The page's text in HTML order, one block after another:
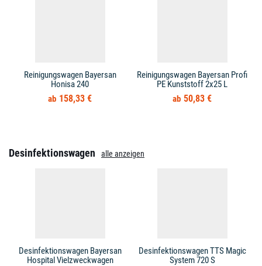
Reinigungswagen Bayersan
Honisa 240
158,33 €
Reinigungswagen Bayersan Profi
PE Kunststoff 2x25 L
50,83 €
Desinfektionswagen alle anzeigen
Desinfektionswagen Bayersan
Hospital Vielzweckwagen
Desinfektionswagen TTS Magic
System 720 S